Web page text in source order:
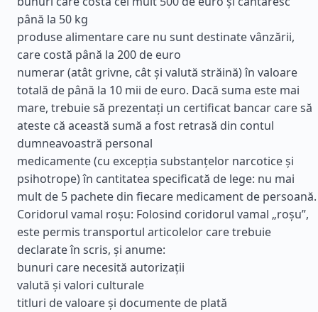
până la 50 kg
produse alimentare care nu sunt destinate vânzării,
care costă până la 200 de euro
numerar (atât grivne, cât și valută străină) în valoare
totală de până la 10 mii de euro. Dacă suma este mai
mare, trebuie să prezentați un certificat bancar care să
ateste că această sumă a fost retrasă din contul
dumneavoastră personal
medicamente (cu excepția substanțelor narcotice și
psihotrope) în cantitatea specificată de lege: nu mai
mult de 5 pachete din fiecare medicament de persoană.
Coridorul vamal roșu: Folosind coridorul vamal „roșu”,
este permis transportul articolelor care trebuie
declarate în scris, și anume:
bunuri care necesită autorizații
valută și valori culturale
titluri de valoare și documente de plată